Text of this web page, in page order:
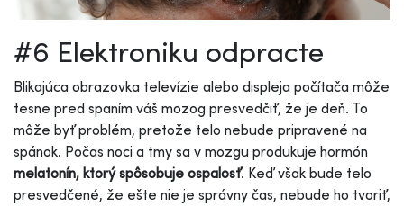
#6 Elektroniku odpracte
Blikajúca obrazovka televízie alebo displeja počítača môže
tesne pred spaním váš mozog presvedčiť, že je deň. To
môže byť problém, pretože telo nebude pripravené na
spánok. Počas noci a tmy sa v mozgu produkuje hormón
melatonín, ktorý spôsobuje ospalosť. Keď však bude telo
presvedčené, že ešte nie je správny čas, nebude ho tvoriť,